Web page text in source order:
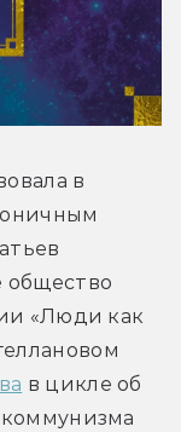
в
общество
«Люди как
в цикле об